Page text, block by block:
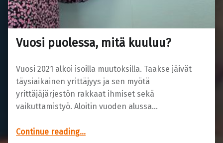
Vuosi puolessa, mitä kuuluu?
Vuosi 2021 alkoi isoilla muutoksilla. Taakse jäivät
täysiaikainen yrittäjyys ja sen myötä
yrittäjäjärjestön rakkaat ihmiset sekä
vaikuttamistyö. Aloitin vuoden alussa…
Continue reading
“Vuosi puolessa, mitä kuuluu?”
…